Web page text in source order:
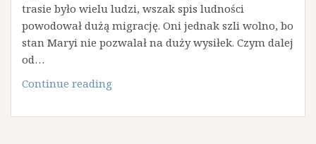
trasie było wielu ludzi, wszak spis ludności
powodował dużą migrację. Oni jednak szli wolno, bo
stan Maryi nie pozwalał na duży wysiłek. Czym dalej
od…
Continue reading
Opowieści: